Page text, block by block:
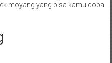
moyang yang bisa kamu coba